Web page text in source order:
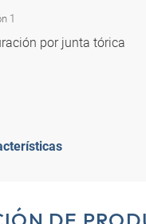
1
por junta tórica